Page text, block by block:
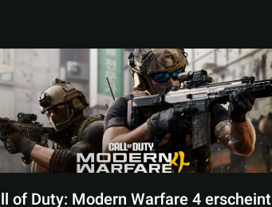
of Duty: Modern Warfare 4 erscheint